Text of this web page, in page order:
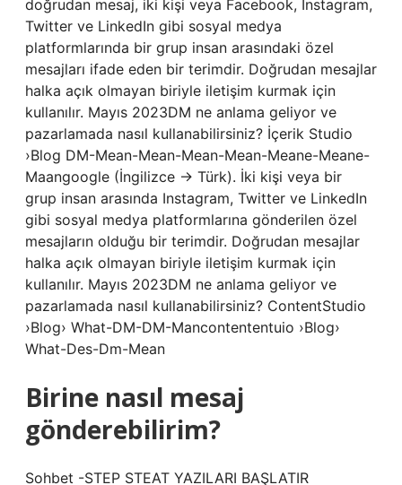
doğrudan mesaj, iki kişi veya Facebook, Instagram,
Twitter ve LinkedIn gibi sosyal medya
platformlarında bir grup insan arasındaki özel
mesajları ifade eden bir terimdir. Doğrudan mesajlar
halka açık olmayan biriyle iletişim kurmak için
kullanılır. Mayıs 2023DM ne anlama geliyor ve
pazarlamada nasıl kullanabilirsiniz? İçerik Studio
›Blog DM-Mean-Mean-Mean-Mean-Meane-Meane-
Maangoogle (İngilizce → Türk). İki kişi veya bir
grup insan arasında Instagram, Twitter ve LinkedIn
gibi sosyal medya platformlarına gönderilen özel
mesajların olduğu bir terimdir. Doğrudan mesajlar
halka açık olmayan biriyle iletişim kurmak için
kullanılır. Mayıs 2023DM ne anlama geliyor ve
pazarlamada nasıl kullanabilirsiniz? ContentStudio
›Blog› What-DM-DM-Mancontententuio ›Blog›
What-Des-Dm-Mean
Birine nasıl mesaj
gönderebilirim?
Sohbet -STEP STEAT YAZILARI BAŞLATIR